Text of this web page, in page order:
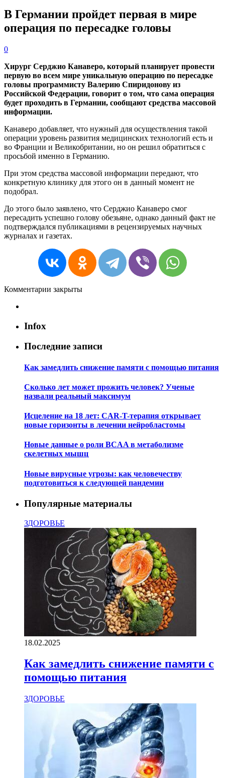
В Германии пройдет первая в мире
операция по пересадке головы
0
Хирург Серджио Канаверо, который планирует провести
первую во всем мире уникальную операцию по пересадке
головы программисту Валерию Спиридонову из
Российской Федерации, говорит о том, что сама операция
будет проходить в Германии, сообщают средства массовой
информации.
Канаверо добавляет, что нужный для осуществления такой
операции уровень развития медицинских технологий есть и
во Франции и Великобритании, но он решил обратиться с
просьбой именно в Германию.
При этом средства массовой информации передают, что
конкретную клинику для этого он в данный момент не
подобрал.
До этого было заявлено, что Серджио Канаверо смог
пересадить успешно голову обезьяне, однако данный факт не
подтверждался публикациями в рецензируемых научных
журналах и газетах.
Комментарии закрыты
Infox
Последние записи
Как замедлить снижение памяти с помощью питания
Сколько лет может прожить человек? Ученые
назвали реальный максимум
Исцеление на 18 лет: CAR-T-терапия открывает
новые горизонты в лечении нейробластомы
Новые данные о роли BCAA в метаболизме
скелетных мышц
Новые вирусные угрозы: как человечеству
подготовиться к следующей пандемии
Популярные материалы
ЗДОРОВЬЕ
18.02.2025
Как замедлить снижение памяти с
помощью питания
ЗДОРОВЬЕ